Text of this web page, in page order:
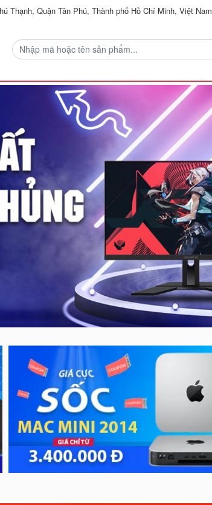
Thạnh, Quận Tân Phú, Thành phố Hồ Chí Minh, Việt Nam